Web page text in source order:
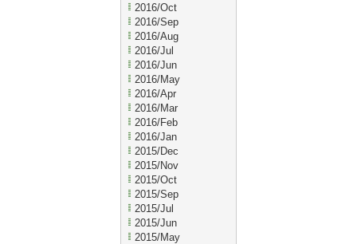
2016/Oct
2016/Sep
2016/Aug
2016/Jul
2016/Jun
2016/May
2016/Apr
2016/Mar
2016/Feb
2016/Jan
2015/Dec
2015/Nov
2015/Oct
2015/Sep
2015/Jul
2015/Jun
2015/May